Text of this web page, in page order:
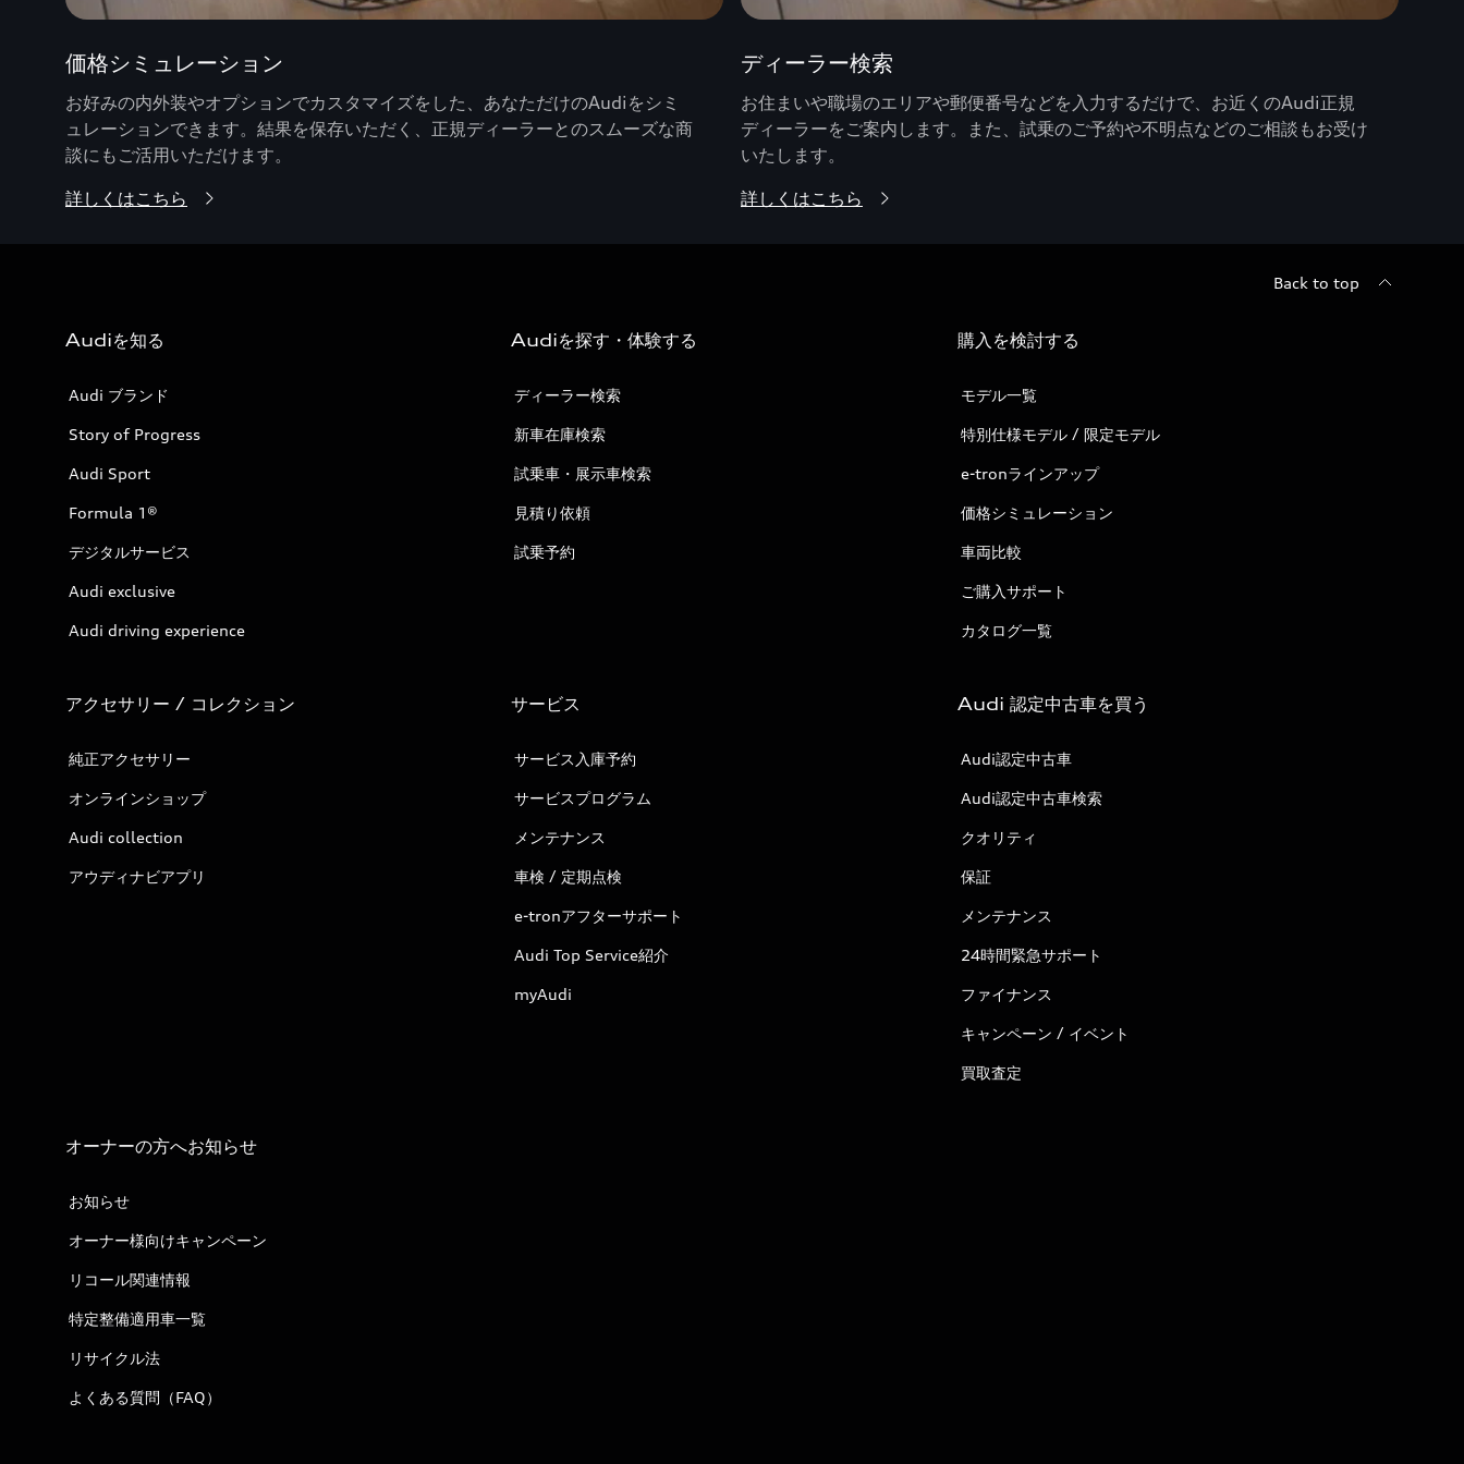
価格シミュレーション
お好みの内外装やオプションでカスタマイズをした、あなただけのAudiをシミ
ュレーションできます。結果を保存いただく、正規ディーラーとのスムーズな商
談にもご活用いただけます。
詳しくはこちら
ディーラー検索
お住まいや職場のエリアや郵便番号などを入力するだけで、お近くのAudi正規
ディーラーをご案内します。また、試乗のご予約や不明点などのご相談もお受け
いたします。
詳しくはこちら
Back to top
Audiを知る
Audi ブランド
Story of Progress
Audi Sport
Formula 1®
デジタルサービス
Audi exclusive
Audi driving experience
Audiを探す・体験する
ディーラー検索
新車在庫検索
試乗車・展示車検索
見積り依頼
試乗予約
購入を検討する
モデル一覧
特別仕様モデル / 限定モデル
e-tronラインアップ
価格シミュレーション
車両比較
ご購入サポート
カタログ一覧
アクセサリー / コレクション
純正アクセサリー
オンラインショップ
Audi collection
アウディナビアプリ
サービス
サービス入庫予約
サービスプログラム
メンテナンス
車検 / 定期点検
e-tronアフターサポート
Audi Top Service紹介
myAudi
Audi 認定中古車を買う
Audi認定中古車
Audi認定中古車検索
クオリティ
保証
メンテナンス
24時間緊急サポート
ファイナンス
キャンペーン / イベント
買取査定
オーナーの方へお知らせ
お知らせ
オーナー様向けキャンペーン
リコール関連情報
特定整備適用車一覧
リサイクル法
よくある質問（FAQ）